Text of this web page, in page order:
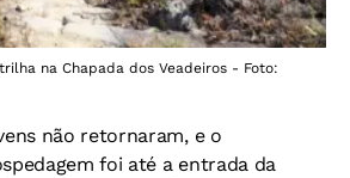
na Chapada dos Veadeiros - Foto:
não retornaram, e o
foi até a entrada da